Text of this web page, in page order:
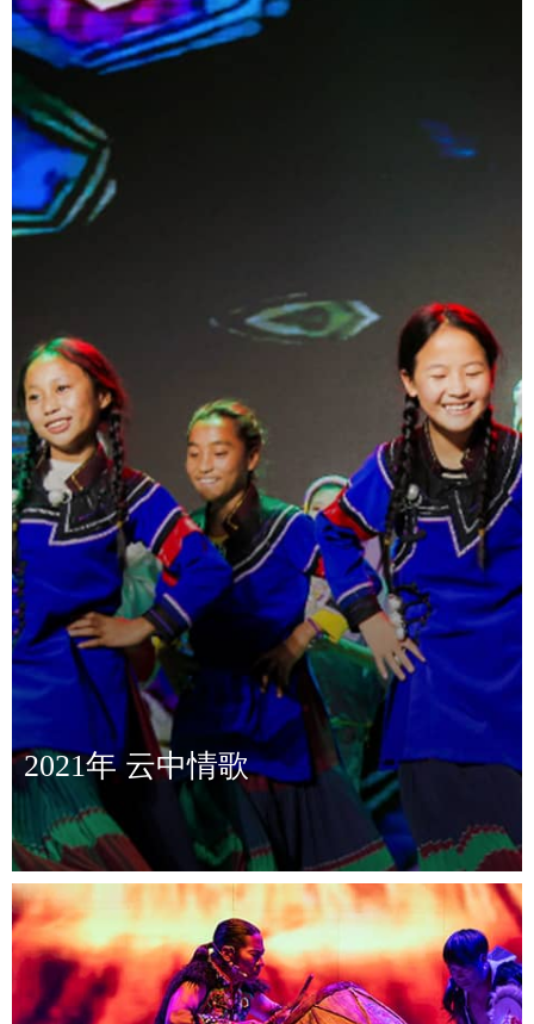
2021年 云中情歌